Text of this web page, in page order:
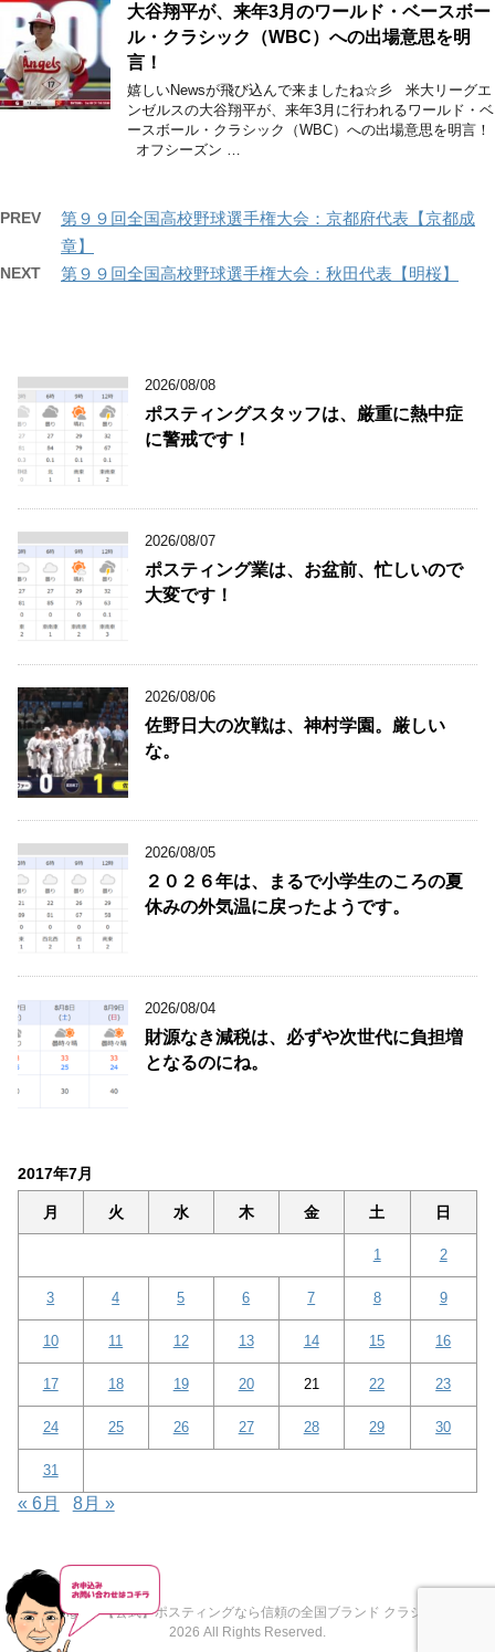
大谷翔平が、来年3月のワールド・ベースボー
ル・クラシック（WBC）への出場意思を明
言！
嬉しいNewsが飛び込んで来ましたね☆彡 米大リーグエ
ンゼルスの大谷翔平が、来年3月に行われるワールド・ベ
ースボール・クラシック（WBC）への出場意思を明言！
オフシーズン …
PREV
第９９回全国高校野球選手権大会：京都府代表【京都成
章】
NEXT 第９９回全国高校野球選手権大会：秋田代表【明桜】
2026/08/08
ポスティングスタッフは、厳重に熱中症
に警戒です！
2026/08/07
ポスティング業は、お盆前、忙しいので
大変です！
2026/08/06
佐野日大の次戦は、神村学園。厳しい
な。
2026/08/05
２０２６年は、まるで小学生のころの夏
休みの外気温に戻ったようです。
2026/08/04
財源なき減税は、必ずや次世代に負担増
となるのにね。
2017年7月
月 火 水 木 金 土 日
1 2
3 4 5 6 7 8 9
10 11 12 13 14 15 16
17 18 19 20 21 22 23
24 25 26 27 28 29 30
31
« 6月 8月 »
Copyright© 【公式】ポスティングなら信頼の全国ブランド クラシード® ,
2026 All Rights Reserved.